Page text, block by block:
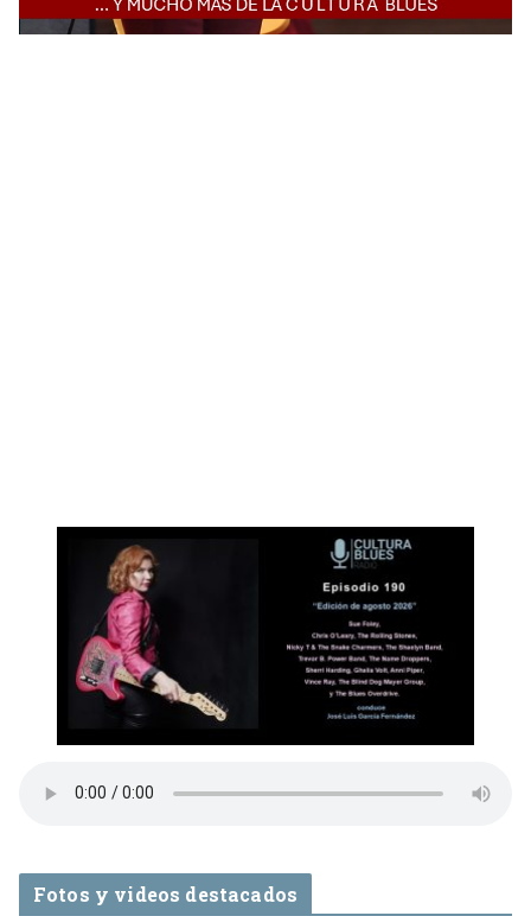
Fotos y videos destacados